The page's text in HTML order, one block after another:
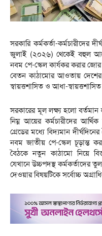
সরকারি কর্মকর্তা-কর্মচারীদের
জুলাই (২০২৬) থেকেই বহুল
নবম পে-স্কেল কার্যকর করার জোর
বেতন কাঠামোর আওতায় দেশের
স্বায়ত্তশাসিত ও আধা-
সরকারের মূল লক্ষ্য হলো বর্তমান
নিম্ন আয়ের কর্মচারীদের
গ্রেডের মধ্যে বিদ্যমান
নবম জাতীয় পে-স্কেল চূড়ান্ত
বৈঠকে নতুন কাঠামো নিয়ে
যেখানে উচ্চপদস্থ কর্মকর্তাদের
দেওয়ার বিষয়টিকে সর্বোচ্চ